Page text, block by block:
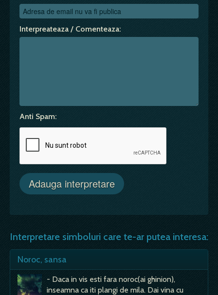
Interpreateaza / Comenteaza:
Anti Spam:
Interpretare simboluri care te-ar putea interesa:
Noroc, sansa
- Daca in vis esti fara noroc(ai ghinion),
inseamna ca iti plangi de mila. Dai vina cu